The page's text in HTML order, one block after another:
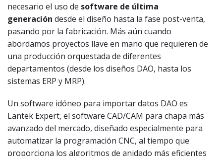
necesario el uso de software de última
generación desde el diseño hasta la fase post-venta,
pasando por la fabricación. Más aún cuando
abordamos proyectos llave en mano que requieren de
una producción orquestada de diferentes
departamentos (desde los diseños DAO, hasta los
sistemas ERP y MRP).
Un software idóneo para importar datos DAO es
Lantek Expert, el software CAD/CAM para chapa más
avanzado del mercado, diseñado especialmente para
automatizar la programación CNC, al tiempo que
proporciona los algoritmos de anidado más eficientes